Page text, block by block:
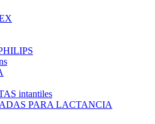
intantiles
PARA LACTANCIA